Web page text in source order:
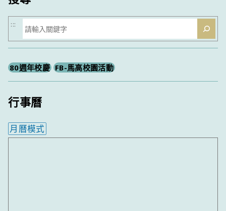
搜
尋
:::
80週年校慶 FB-馬高校園活動
行事曆
月曆模式